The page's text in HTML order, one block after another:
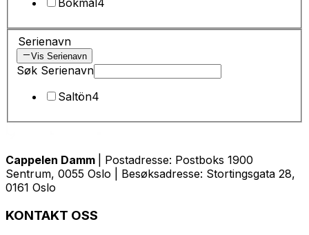
Bokmål4
Serienavn
Vis Serienavn
Søk Serienavn
Saltön4
Cappelen Damm
| Postadresse: Postboks 1900
Sentrum, 0055 Oslo | Besøksadresse: Stortingsgata 28,
0161 Oslo
KONTAKT OSS